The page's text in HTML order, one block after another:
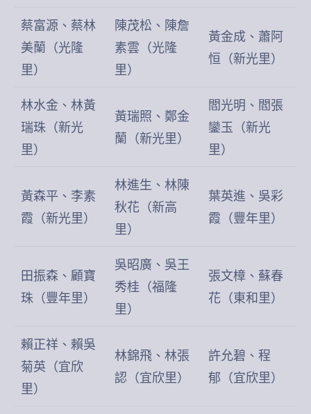
蔡富源、蔡林
美蘭（光隆
里）
陳茂松、陳詹
素雲（光隆
里）
黃金成、蕭阿
恒（新光里）
林水金、林黃
瑞珠（新光
里）
黃瑞照、鄭金
蘭（新光里）
閻光明、閻張
鑾玉（新光
里）
黃森平、李素
霞（新光里）
林進生、林陳
秋花（新高
里）
葉英進、吳彩
霞（豐年里）
田振森、顧寶
珠（豐年里）
吳昭廣、吳王
秀桂（福隆
里）
張文樟、蘇春
花（東和里）
賴正祥、賴吳
菊英（宜欣
里）
林錦飛、林張
認（宜欣里）
許允碧、程
郁（宜欣里）